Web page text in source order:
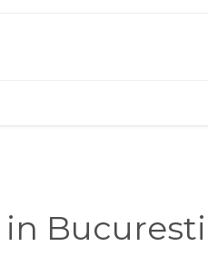
Bucuresti